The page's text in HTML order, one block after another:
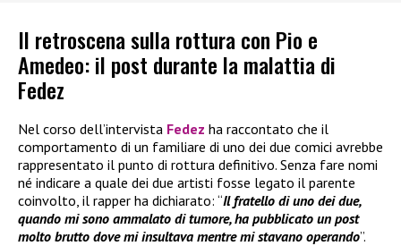
Il retroscena sulla rottura con Pio e
Amedeo: il post durante la malattia di
Fedez
Nel corso dell’intervista Fedez ha raccontato che il
comportamento di un familiare di uno dei due comici avrebbe
rappresentato il punto di rottura definitivo. Senza fare nomi
né indicare a quale dei due artisti fosse legato il parente
coinvolto, il rapper ha dichiarato: “Il fratello di uno dei due,
quando mi sono ammalato di tumore, ha pubblicato un post
molto brutto dove mi insultava mentre mi stavano operando”.